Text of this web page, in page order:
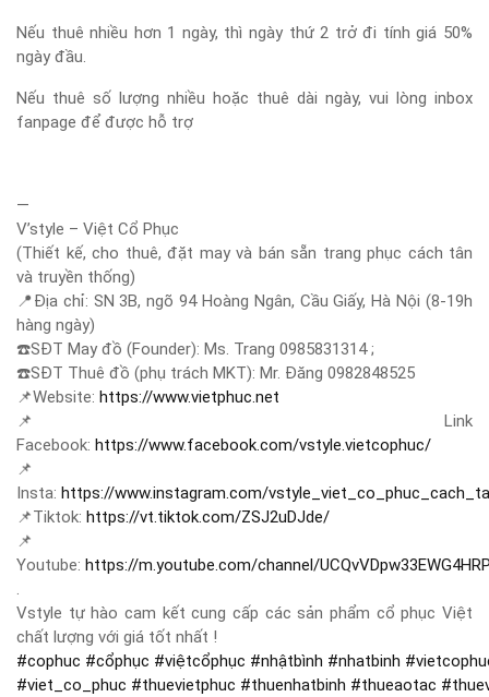
Nếu thuê nhiều hơn 1 ngày, thì ngày thứ 2 trở đi tính giá 50%
ngày đầu.
Nếu thuê số lượng nhiều hoặc thuê dài ngày, vui lòng inbox
fanpage để được hỗ trợ
—
V’style – Việt Cổ Phục
(Thiết kế, cho thuê, đặt may và bán sẵn trang phục cách tân
và truyền thống)
📍 Địa chỉ: SN 3B, ngõ 94 Hoàng Ngân, Cầu Giấy, Hà Nội (8-19h
hàng ngày)
☎️SĐT May đồ (Founder): Ms. Trang 0985831314 ;
☎️SĐT Thuê đồ (phụ trách MKT): Mr. Đăng 0982848525
📌Website: https://www.vietphuc.net
📌 Link
Facebook: https://www.facebook.com/vstyle.vietcophuc/
📌
Insta: https://www.instagram.com/
📌Tiktok: https://vt.tiktok.com/ZSJ2uDJde/
📌
Youtube: https://m.youtube.com/channel/
.
Vstyle tự hào cam kết cung cấp các sản phẩm cổ phục Việt
chất lượng với giá tốt nhất !
#cophuc #cổphục #việtcổphục #nhậtbình #nhatbinh #
#viet_co_phuc #thuevietphuc #thuenhatbinh #thueaotac #